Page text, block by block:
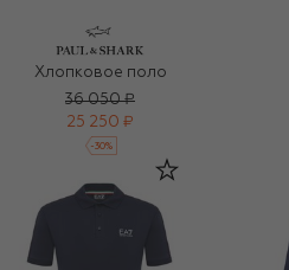
Хлопковое поло
36 050 ₽
25 250 ₽
-30%